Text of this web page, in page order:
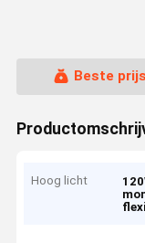
Beste prijs
Hoog licht